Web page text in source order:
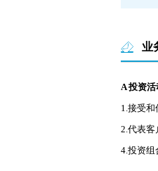
业
A 投资
1.接受
2.代表客
4.投资组